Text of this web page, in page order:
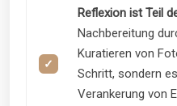
Reflexion ist Teil
Nachbereitung
Kuratieren von
Schritt, sondern
Verankerung von